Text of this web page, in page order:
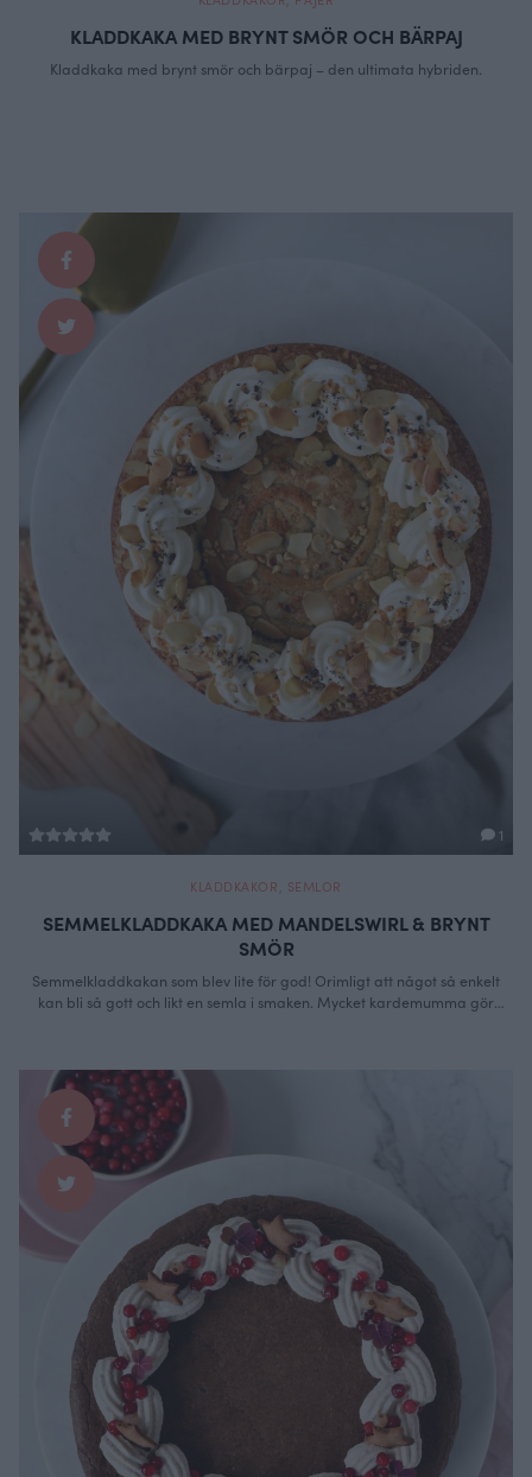
KLADDKAKA MED BRYNT SMÖR OCH BÄRPAJ
Kladdkaka med brynt smör och bärpaj – den ultimata hybriden.
1
KLADDKAKOR SEMLOR
SEMMELKLADDKAKA MED MANDELSWIRL & BRYNT
SMÖR
Semmelkladdkakan som blev lite för god! Orimligt att något så enkelt
kan bli så gott och likt en semla i smaken. Mycket kardemumma gör
av flingsalt som poppar …